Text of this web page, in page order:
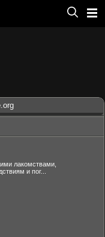
лакомствами,
и пог...